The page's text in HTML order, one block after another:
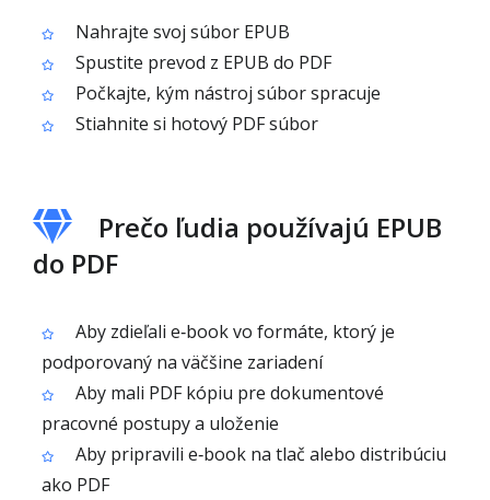
Nahrajte svoj súbor EPUB
Spustite prevod z EPUB do PDF
Počkajte, kým nástroj súbor spracuje
Stiahnite si hotový PDF súbor
Prečo ľudia používajú EPUB
do PDF
Aby zdieľali e‑book vo formáte, ktorý je
podporovaný na väčšine zariadení
Aby mali PDF kópiu pre dokumentové
pracovné postupy a uloženie
Aby pripravili e‑book na tlač alebo distribúciu
ako PDF